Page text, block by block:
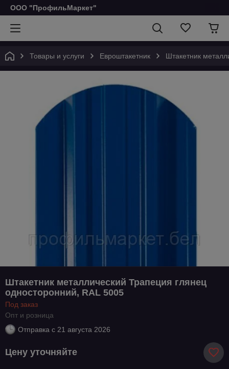
ООО "ПрофильМаркет"
Товары и услуги Евроштакетник Штакетник
Штакетник металлический Трапеция глянец
односторонний, RAL 5005
Под заказ
Опт и розница
Отправка с 21 августа 2026
Цену уточняйте